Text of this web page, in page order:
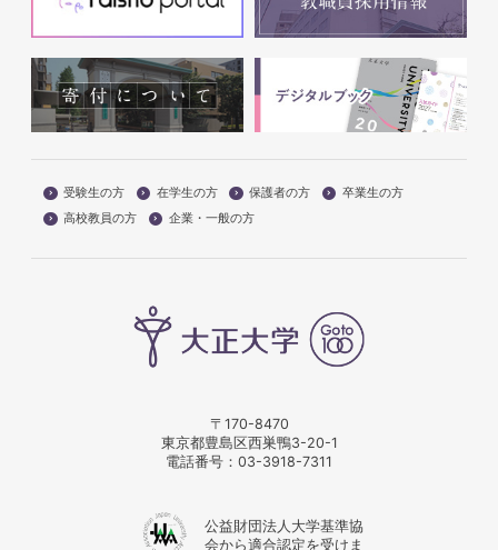
受験生の方 在学生の方 保護者の方
卒業生の方
高校教員の方
企業・一般の方
〒170-8470
東京都豊島区西巣鴨3-20-1
電話番号： 03-3918-7311
公益財団法人大学基準協
会から適合認定を受けま